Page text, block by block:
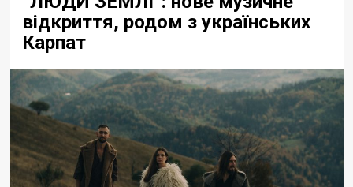
відкриття, родом з українських
Карпат